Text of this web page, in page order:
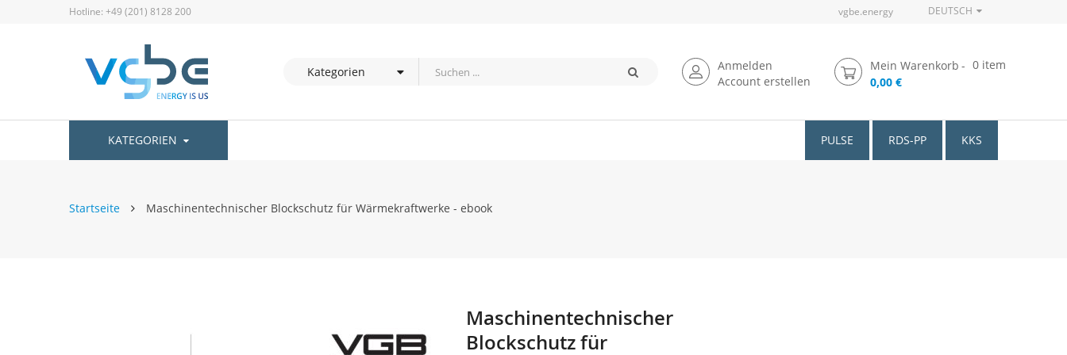
Hotline: +49 (201) 8128 200 vgbe.energy DEUTSCH
Anmelden
Account erstellen
Mein Warenkorb 0 item
0,00 €
KATEGORIEN PULSE RDS-PP KKS
Startseite Maschinentechnischer Blockschutz für Wärmekraftwerke - ebook
AnfangMaschinentechnischer
Blockschutz für